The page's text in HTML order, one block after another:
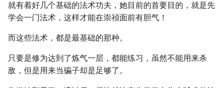
就有着好几个基础的法术功夫，她目前的首要目的，就是先
学会一门法术，这样才能在崇祯面前有胆气！
而这些法术，都是最基础的那种。
只要是修为达到了炼气一层，都能练习，虽然不能用来杀
敌，但是用来当骗子却是足够了。